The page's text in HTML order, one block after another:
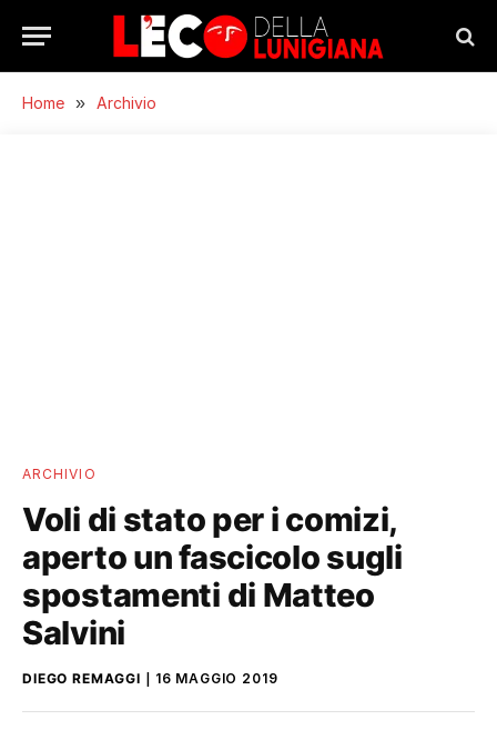
Home » Archivio
ARCHIVIO
Voli di stato per i comizi,
aperto un fascicolo sugli
spostamenti di Matteo
Salvini
DIEGO REMAGGI 16 MAGGIO 2019